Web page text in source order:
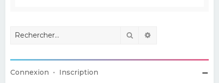
Rechercher
Connexion • Inscription